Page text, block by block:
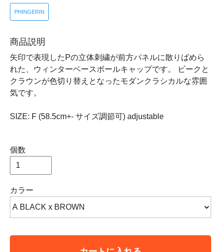
PHINGERIN
商品説明
矢印で表現したPの立体刺繍が前方パネルに散りばめら
れた、ウィンターベースボールキャップです。 ビークと
クラウンが色切り替えとなったモダンクラシカルな雰囲
気です。
SIZE: F (58.5cm+- サイズ調節可) adjustable
個数
カラー